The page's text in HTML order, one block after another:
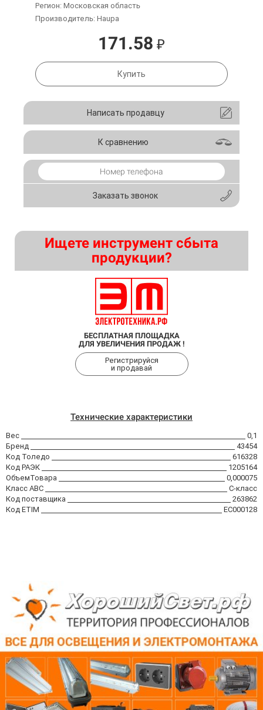
Регион: Московская область
Производитель: Haupa
171.58 ₽
Купить
Ищете инструмент сбыта
продукции?
БЕСПЛАТНАЯ ПЛОЩАДКА
ДЛЯ УВЕЛИЧЕНИЯ ПРОДАЖ !
Регистрируйся
и продавай
Написать продавцу
К сравнению
Заказать звонок
Технические характеристики
Вес
0,1
Бренд
43454
Код Толедо
616328
Код РАЭК
1205164
ОбъемТовара
0,000075
Класс АВС
C-класс
Код поставщика
263862
Код ETIM
EC000128